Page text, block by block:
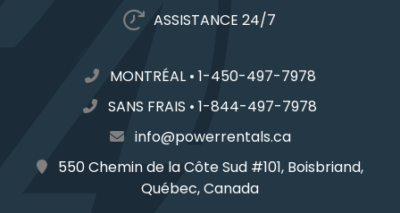
ASSISTANCE 24/7
MONTRÉAL • 1-450-497-7978
SANS FRAIS • 1-844-497-7978
info@powerrentals.ca
550 Chemin de la Côte Sud #101, Boisbriand,
Québec, Canada